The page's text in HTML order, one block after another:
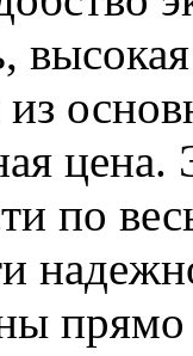
по